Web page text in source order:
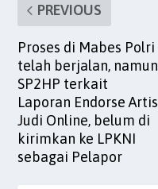
PREVIOUS
Proses di Mabes Polri
telah berjalan, namun
SP2HP terkait
Laporan Endorse Artis
Judi Online, belum di
kirimkan ke LPKNI
sebagai Pelapor